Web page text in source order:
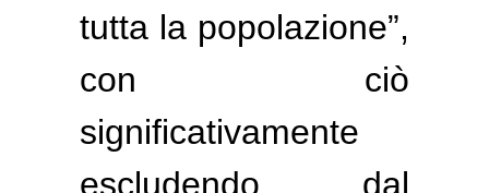
tutta la popolazione”,
con ciò
significativamente
escludendo dal